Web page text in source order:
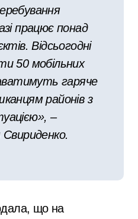
працює понад
Відсьогодні
50 мобільних
гаряче
районів з
–
Свириденко.
що на